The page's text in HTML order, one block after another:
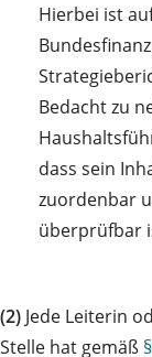
Hierbei ist
Bedacht zu
dass sein
zuordenbar
überprüfbar
(2) Jede Leiterin
Stelle hat gemäß